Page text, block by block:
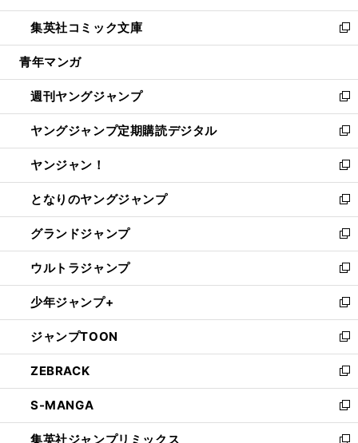
開
く
ウ
で
開
ン
ド
ウ
開
く
ウ
ィ
ン
ウ
で
開
く
し
い
ウ
ン
ド
ウ
で
開
く
集英社コミック文庫
新
し
ウ
ィ
ン
ド
ウ
で
開
く
青年マンガ
週刊ヤングジャンプ
新
し
い
ウ
ィ
ン
ド
ウ
で
開
く
ヤングジャンプ定期購読デジタル
新
し
い
ウ
ィ
ン
ド
ウ
で
開
く
ヤンジャン！
新
し
い
ウ
ィ
ン
ド
ウ
で
開
く
となりのヤングジャンプ
新
し
い
ウ
ィ
ン
ド
ウ
で
開
く
グランドジャンプ
新
し
い
ウ
ィ
ン
ド
ウ
で
開
く
ウルトラジャンプ
新
し
い
ウ
ィ
ン
ド
ウ
で
開
く
少年ジャンプ+
新
し
い
ウ
ィ
ン
ド
ウ
で
ジャンプTOON
新
し
い
ウ
ィ
ン
ZEBRACK
新
し
い
ウ
S-MANGA
新
し
集英社ジャンプリミックス